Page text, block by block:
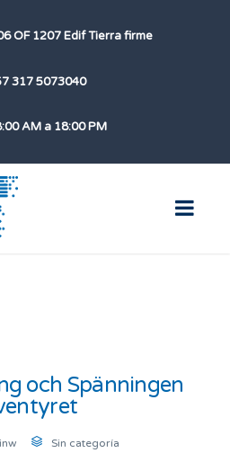
OF 1207 Edif Tierra firme
317 5073040
AM a 18:00 PM
och Spänningen
Sin categoría